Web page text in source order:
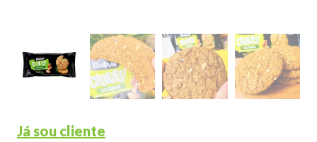
Já sou cliente